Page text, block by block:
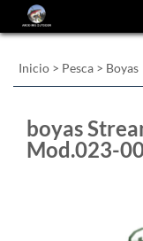
Inicio > Pesca > Boyas
boyas
Mod.023-